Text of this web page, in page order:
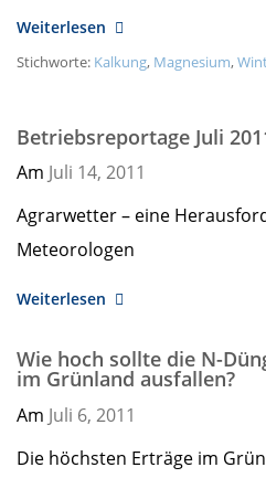
Weiterlesen
Stichworte: Kalkung, Magnesium,
Betriebsreportage Juli
Am Juli 14, 2011
Agrarwetter – eine
Meteorologen
Weiterlesen
Wie hoch sollte die N-
im Grünland ausfallen?
Am Juli 6, 2011
Die höchsten Erträge im